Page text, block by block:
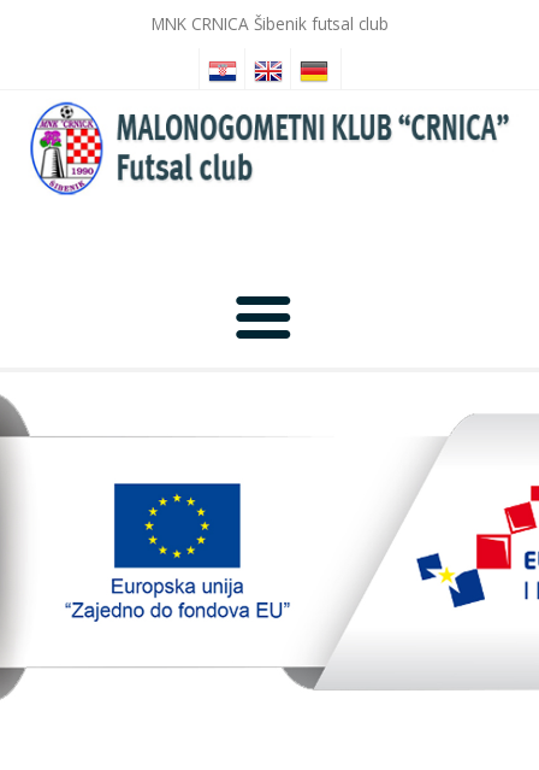
MNK CRNICA Šibenik futsal club
TopTim liga 29-10-2023